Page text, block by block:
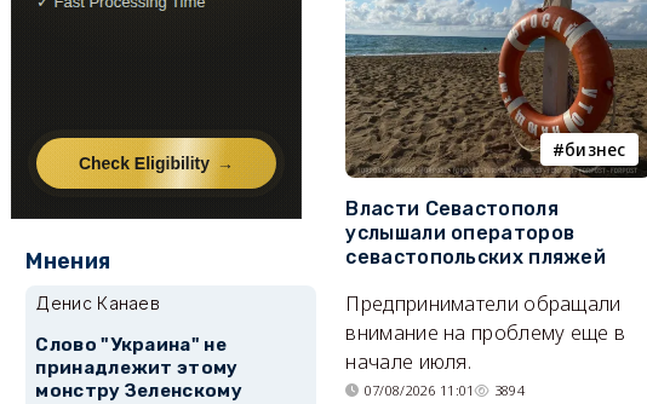
бизнес
Власти Севастополя
услышали операторов
севастопольских пляжей
Предприниматели обращали
внимание на проблему еще в
начале июля.
07/08/2026 11:01 3894
Мнения
Денис Канаев
Слово "Украина" не
принадлежит этому
монстру Зеленскому